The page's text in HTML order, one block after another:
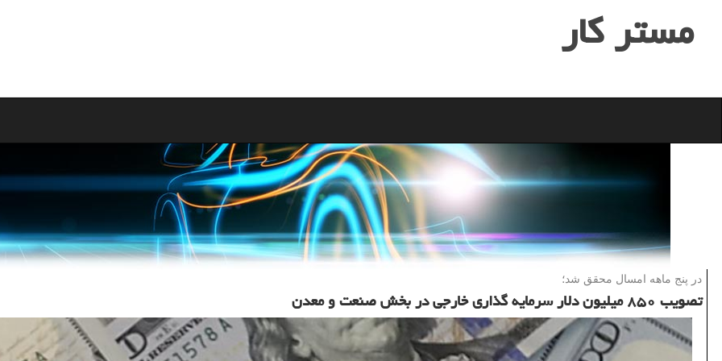
مستر كار
در پنج ماهه امسال محقق شد؛
تصویب ۸۵۰ میلیون دلار سرمایه گذاری خارجی در بخش صنعت و معدن